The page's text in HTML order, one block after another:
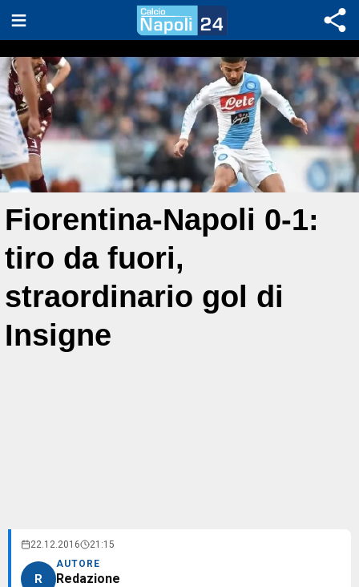
Fiorentina-Napoli 0-1:
tiro da fuori,
straordinario gol di
Insigne
22.12.2016 21:15
R
AUTORE
Redazione